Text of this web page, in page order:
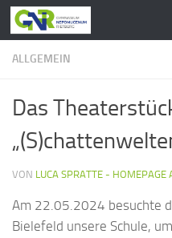
Zum Inhalt springen
ALLGEMEIN
Das
VON LUCA SPRATTE - HOMEPAGE
Am 22.05.2024 besuchte
Bielefeld unsere Schule,